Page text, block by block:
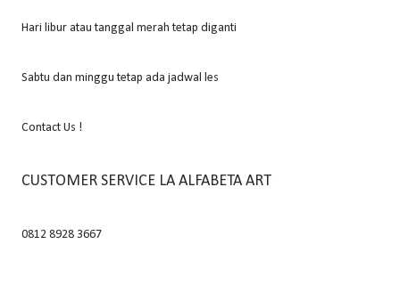
Hari libur atau tanggal merah tetap diganti
Sabtu dan minggu tetap ada jadwal les
Contact Us !
CUSTOMER SERVICE LA ALFABETA ART
0812 8928 3667